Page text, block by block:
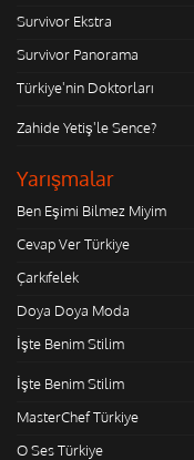
Survivor Ekstra
Survivor Panorama
Türkiye'nin Doktorları
Zahide Yetiş'le Sence?
Yarışmalar
Ben Eşimi Bilmez Miyim
Cevap Ver Türkiye
Çarkıfelek
Doya Doya Moda
İşte Benim Stilim
İşte Benim Stilim
MasterChef Türkiye
O Ses Türkiye